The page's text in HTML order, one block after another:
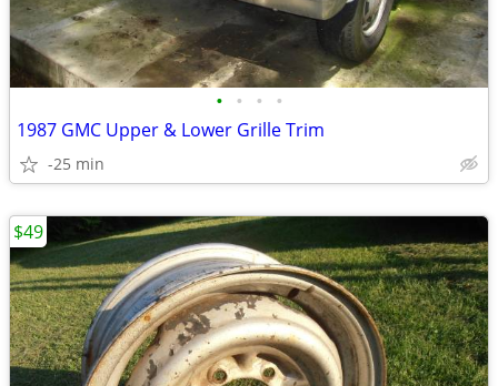
• • • •
1987 GMC Upper & Lower Grille Trim
-25 min
$49